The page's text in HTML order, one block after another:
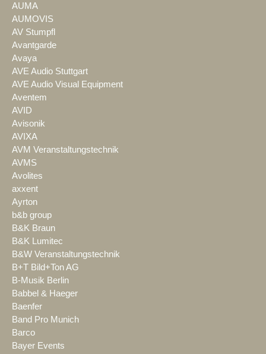
AUMA
AUMOVIS
AV Stumpfl
Avantgarde
Avaya
AVE Audio Stuttgart
AVE Audio Visual Equipment
Aventem
AVID
Avisonik
AVIXA
AVM Veranstaltungstechnik
AVMS
Avolites
axxent
Ayrton
b&b group
B&K Braun
B&K Lumitec
B&W Veranstaltungstechnik
B+T Bild+Ton AG
B-Musik Berlin
Babbel & Haeger
Baenfer
Band Pro Munich
Barco
Bayer Events